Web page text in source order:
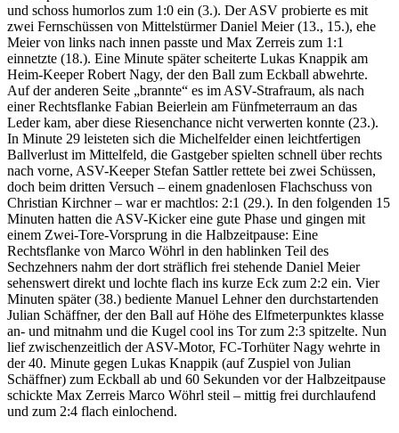
und schoss humorlos zum 1:0 ein (3.). Der ASV probierte es mit
zwei Fernschüssen von Mittelstürmer Daniel Meier (13., 15.), ehe
Meier von links nach innen passte und Max Zerreis zum 1:1
einnetzte (18.). Eine Minute später scheiterte Lukas Knappik am
Heim-Keeper Robert Nagy, der den Ball zum Eckball abwehrte.
Auf der anderen Seite „brannte“ es im ASV-Strafraum, als nach
einer Rechtsflanke Fabian Beierlein am Fünfmeterraum an das
Leder kam, aber diese Riesenchance nicht verwerten konnte (23.).
In Minute 29 leisteten sich die Michelfelder einen leichtfertigen
Ballverlust im Mittelfeld, die Gastgeber spielten schnell über rechts
nach vorne, ASV-Keeper Stefan Sattler rettete bei zwei Schüssen,
doch beim dritten Versuch – einem gnadenlosen Flachschuss von
Christian Kirchner – war er machtlos: 2:1 (29.). In den folgenden 15
Minuten hatten die ASV-Kicker eine gute Phase und gingen mit
einem Zwei-Tore-Vorsprung in die Halbzeitpause: Eine
Rechtsflanke von Marco Wöhrl in den hablinken Teil des
Sechzehners nahm der dort sträflich frei stehende Daniel Meier
sehenswert direkt und lochte flach ins kurze Eck zum 2:2 ein. Vier
Minuten später (38.) bediente Manuel Lehner den durchstartenden
Julian Schäffner, der den Ball auf Höhe des Elfmeterpunktes klasse
an- und mitnahm und die Kugel cool ins Tor zum 2:3 spitzelte. Nun
lief zwischenzeitlich der ASV-Motor, FC-Torhüter Nagy wehrte in
der 40. Minute gegen Lukas Knappik (auf Zuspiel von Julian
Schäffner) zum Eckball ab und 60 Sekunden vor der Halbzeitpause
schickte Max Zerreis Marco Wöhrl steil – mittig frei durchlaufend
und zum 2:4 flach einlochend.